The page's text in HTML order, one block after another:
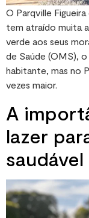
O Parqville
tem atraído muita
verde aos seus
de Saúde (OMS), o
habitante, mas no
vezes maior.
A
lazer